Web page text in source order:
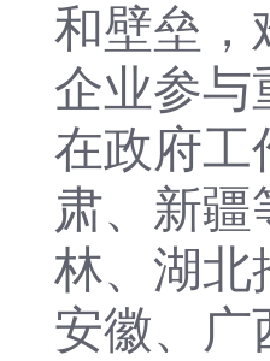
和壁垒，
企业参与
在政府工
肃、新疆
林、湖北
安徽、广